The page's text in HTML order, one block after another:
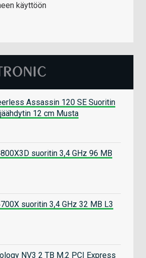
käyttöön
Assassin 120 SE Suoritin
12 cm Musta
suoritin 3,4 GHz 96 MB
suoritin 3,4 GHz 32 MB L3
NV3 2 TB M.2 PCI Express